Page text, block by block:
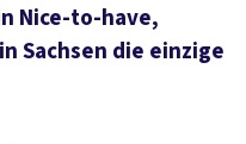
Nice-to-have,
Sachsen die einzige